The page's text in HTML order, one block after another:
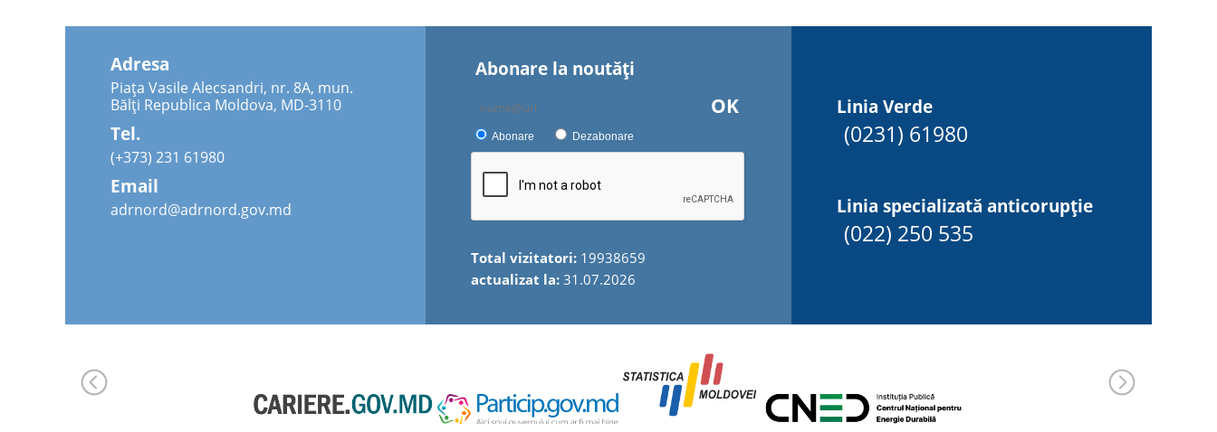
Adresa
Piața Vasile Alecsandri, nr. 8A, mun.
Bălți Republica Moldova, MD-3110
Tel.
(+373) 231 61980
Email
adrnord@adrnord.gov.md
Abonare la noutăţi
OK
Abonare Dezabonare
Total vizitatori: 19938659
actualizat la: 31.07.2026
Linia Verde
(0231) 61980
Linia specializată anticorupție
(022) 250 535